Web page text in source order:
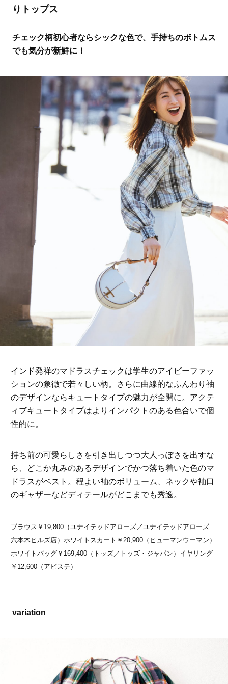
りトップス
チェック柄初心者ならシックな色で、手持ちのボトムス
でも気分が新鮮に！
インド発祥のマドラスチェックは学生のアイビーファッ
ションの象徴で若々しい柄。さらに曲線的なふんわり袖
のデザインならキュートタイプの魅力が全開に。アクテ
ィブキュートタイプはよりインパクトのある色合いで個
性的に。
持ち前の可愛らしさを引き出しつつ大人っぽさを出すな
ら、どこか丸みのあるデザインでかつ落ち着いた色のマ
ドラスがベスト。程よい袖のボリューム、ネックや袖口
のギャザーなどディテールがどこまでも秀逸。
ブラウス￥19,800（ユナイテッドアローズ／ユナイテッドアローズ
六本木ヒルズ店）ホワイトスカート￥20,900（ヒューマンウーマン）
ホワイトバッグ￥169,400（トッズ／トッズ・ジャパン）イヤリング
￥12,600（アビステ）
variation